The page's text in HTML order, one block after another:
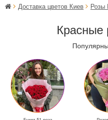
Доставка цветов Киев Розы
Красные